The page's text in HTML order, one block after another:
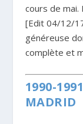
cours de
[Edit 04/12/
généreuse
complète et
1990-
MADRID